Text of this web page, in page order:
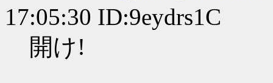
17:05:30 ID:9eydrs1C
開け!